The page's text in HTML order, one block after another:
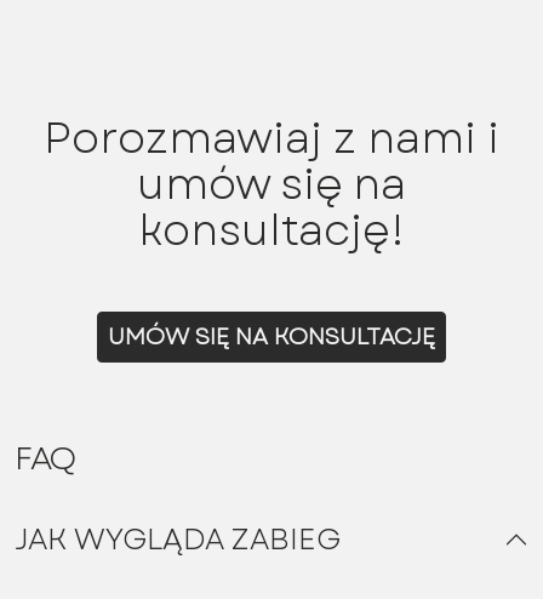
Porozmawiaj z nami i
umów się na
konsultację!
UMÓW SIĘ NA KONSULTACJĘ
FAQ
JAK WYGLĄDA ZABIEG